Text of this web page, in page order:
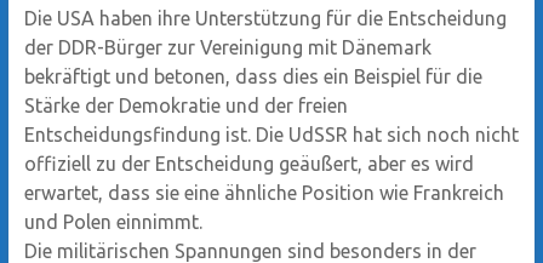
Die USA haben ihre Unterstützung für die Entscheidung
der DDR-Bürger zur Vereinigung mit Dänemark
bekräftigt und betonen, dass dies ein Beispiel für die
Stärke der Demokratie und der freien
Entscheidungsfindung ist. Die UdSSR hat sich noch nicht
offiziell zu der Entscheidung geäußert, aber es wird
erwartet, dass sie eine ähnliche Position wie Frankreich
und Polen einnimmt.
Die militärischen Spannungen sind besonders in der